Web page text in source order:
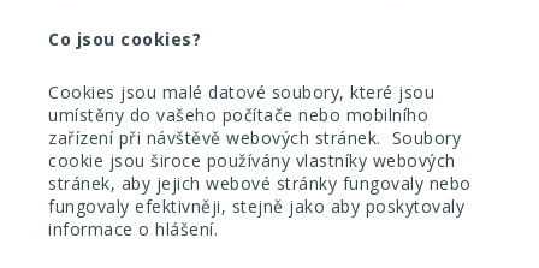
Co jsou cookies?
Cookies jsou malé datové soubory, které jsou
umístěny do vašeho počítače nebo mobilního
zařízení při návštěvě webových stránek. Soubory
cookie jsou široce používány vlastníky webových
stránek, aby jejich webové stránky fungovaly nebo
fungovaly efektivněji, stejně jako aby poskytovaly
informace o hlášení.